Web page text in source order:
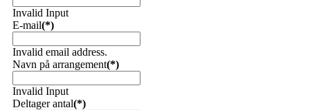
Invalid Input
E-mail(*)
Invalid email address.
Navn på arrangement(*)
Invalid Input
Deltager antal(*)